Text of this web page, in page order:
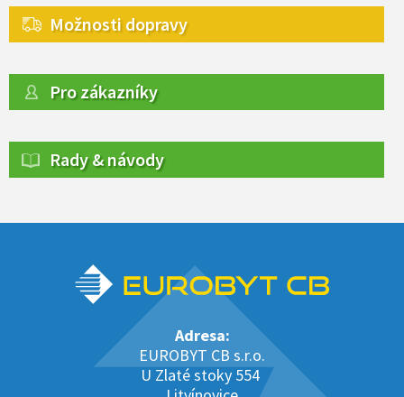
Možnosti dopravy
Pro zákazníky
Rady & návody
Adresa:
EUROBYT CB s.r.o.
U Zlaté stoky 554